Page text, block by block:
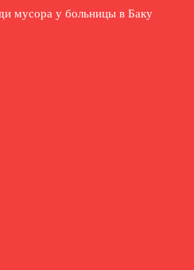
мусора у больницы в Баку